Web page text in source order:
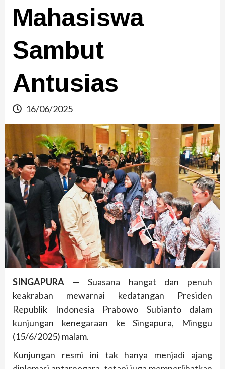
Mahasiswa
Sambut
Antusias
16/06/2025
SINGAPURA — Suasana hangat dan penuh
keakraban mewarnai kedatangan Presiden
Republik Indonesia Prabowo Subianto dalam
kunjungan kenegaraan ke Singapura, Minggu
(15/6/2025) malam.
Kunjungan resmi ini tak hanya menjadi ajang